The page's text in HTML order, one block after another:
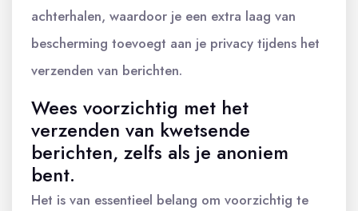
achterhalen, waardoor je een extra laag van
bescherming toevoegt aan je privacy tijdens het
verzenden van berichten.
Wees voorzichtig met het
verzenden van kwetsende
berichten, zelfs als je anoniem
bent.
Het is van essentieel belang om voorzichtig te